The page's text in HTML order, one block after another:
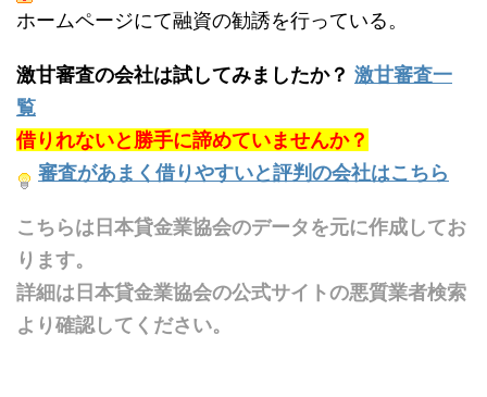
ホームページにて融資の勧誘を行っている。
激甘審査の会社は試してみましたか？ 激甘審査一
覧
借りれないと勝手に諦めていませんか？
審査があまく借りやすいと評判の会社はこちら
こちらは日本貸金業協会のデータを元に作成してお
ります。
詳細は日本貸金業協会の公式サイトの悪質業者検索
より確認してください。